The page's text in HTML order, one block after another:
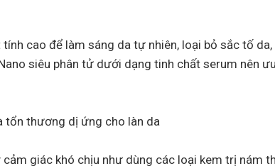
cao để làm sáng da tự nhiên, loại bỏ sắc tố
siêu phân tử dưới dạng tinh chất serum nên
tổn thương dị ứng cho làn da
cảm giác khó chịu như dùng các loại kem trị nám